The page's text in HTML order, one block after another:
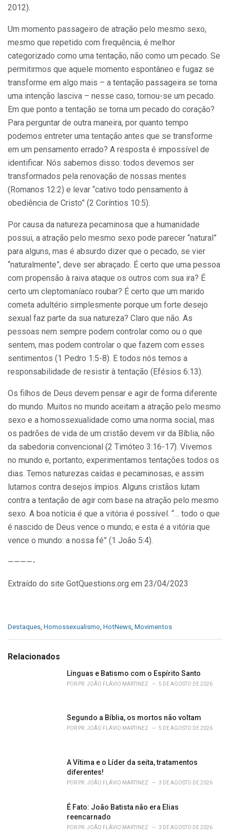
2012).
Um momento passageiro de atração pelo mesmo sexo,
mesmo que repetido com frequência, é melhor
categorizado como uma tentação, não como um pecado. Se
permitirmos que aquele momento espontâneo e fugaz se
transforme em algo mais – a tentação passageira se torna
uma intenção lasciva – nesse caso, tornou-se um pecado.
Em que ponto a tentação se torna um pecado do coração?
Para perguntar de outra maneira, por quanto tempo
podemos entreter uma tentação antes que se transforme
em um pensamento errado? A resposta é impossível de
identificar. Nós sabemos disso: todos devemos ser
transformados pela renovação de nossas mentes
(Romanos 12:2) e levar “cativo todo pensamento à
obediência de Cristo” (2 Coríntios 10:5).
Por causa da natureza pecaminosa que a humanidade
possui, a atração pelo mesmo sexo pode parecer “natural”
para alguns, mas é absurdo dizer que o pecado, se vier
“naturalmente”, deve ser abraçado. É certo que uma pessoa
com propensão à raiva ataque os outros com sua ira? É
certo um cleptomaníaco roubar? É certo que um marido
cometa adultério simplesmente porque um forte desejo
sexual faz parte da sua natureza? Claro que não. As
pessoas nem sempre podem controlar como ou o que
sentem, mas podem controlar o que fazem com esses
sentimentos (1 Pedro 1:5-8). E todos nós temos a
responsabilidade de resistir à tentação (Efésios 6:13).
Os filhos de Deus devem pensar e agir de forma diferente
do mundo. Muitos no mundo aceitam a atração pelo mesmo
sexo e a homossexualidade como uma norma social, mas
os padrões de vida de um cristão devem vir da Bíblia, não
da sabedoria convencional (2 Timóteo 3:16-17). Vivemos
no mundo e, portanto, experimentamos tentações todos os
dias. Temos naturezas caídas e pecaminosas, e assim
lutamos contra desejos ímpios. Alguns cristãos lutam
contra a tentação de agir com base na atração pelo mesmo
sexo. A boa notícia é que a vitória é possível. “… todo o que
é nascido de Deus vence o mundo; e esta é a vitória que
vence o mundo: a nossa fé” (1 João 5:4).
————-
Extraído do site GotQuestions.org em 23/04/2023
C
e
Destaques, Homossexualismo, HotNews, Movimentos
Relacionados
Línguas e Batismo com o Espírito Santo
POR PR. JOÃO FLÁVIO MARTINEZ 5 DE AGOSTO DE 2026
Segundo a Bíblia, os mortos não voltam
POR PR. JOÃO FLÁVIO MARTINEZ 5 DE AGOSTO DE 2026
A Vítima e o Líder da seita, tratamentos
diferentes!
POR PR. JOÃO FLÁVIO MARTINEZ 3 DE AGOSTO DE 2026
É Fato: João Batista não era Elias
reencarnado
POR PR. JOÃO FLÁVIO MARTINEZ 3 DE AGOSTO DE 2026